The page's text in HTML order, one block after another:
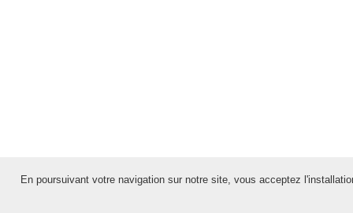
En poursuivant votre navigation sur notre site, vous acceptez